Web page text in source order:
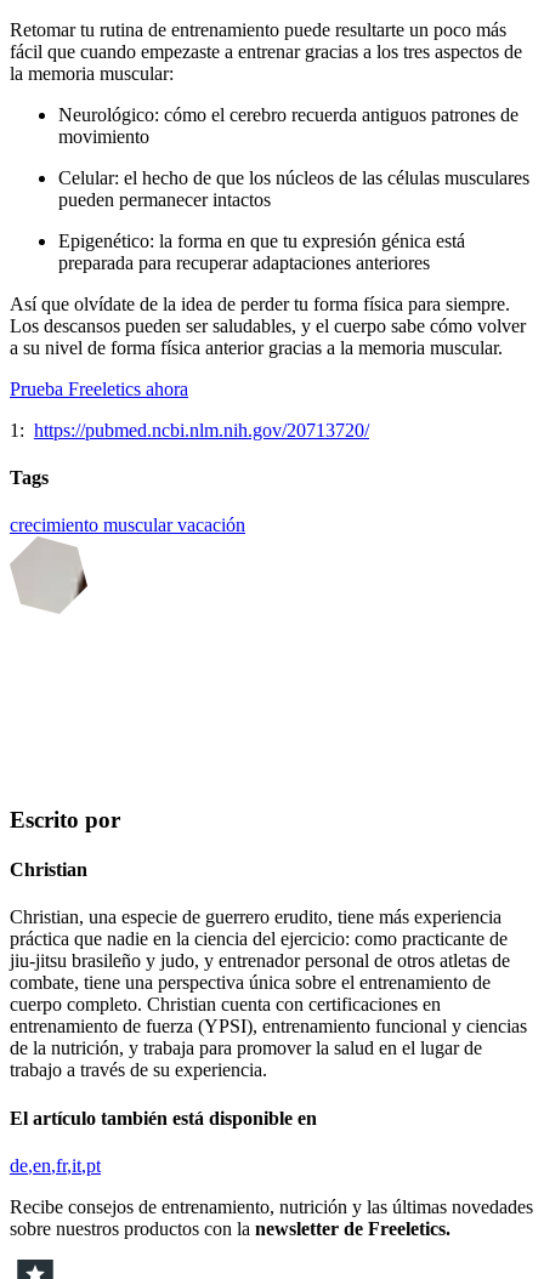
Retomar tu rutina de entrenamiento puede resultarte un poco más
fácil que cuando empezaste a entrenar gracias a los tres aspectos de
la memoria muscular:
Neurológico: cómo el cerebro recuerda antiguos patrones de
movimiento
Celular: el hecho de que los núcleos de las células musculares
pueden permanecer intactos
Epigenético: la forma en que tu expresión génica está
preparada para recuperar adaptaciones anteriores
Así que olvídate de la idea de perder tu forma física para siempre.
Los descansos pueden ser saludables, y el cuerpo sabe cómo volver
a su nivel de forma física anterior gracias a la memoria muscular.
Prueba Freeletics ahora
1: https://pubmed.ncbi.nlm.nih.gov/20713720/
Tags
crecimiento muscularvacación
Escrito por
Christian
Christian, una especie de guerrero erudito, tiene más experiencia
práctica que nadie en la ciencia del ejercicio: como practicante de
jiu-jitsu brasileño y judo, y entrenador personal de otros atletas de
combate, tiene una perspectiva única sobre el entrenamiento de
cuerpo completo. Christian cuenta con certificaciones en
entrenamiento de fuerza (YPSI), entrenamiento funcional y ciencias
de la nutrición, y trabaja para promover la salud en el lugar de
trabajo a través de su experiencia.
El artículo también está disponible en
de en fr it pt
Recibe consejos de entrenamiento, nutrición y las últimas novedades
sobre nuestros productos con la newsletter de Freeletics.